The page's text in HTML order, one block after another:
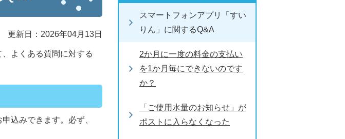
更新日：2026年04月13日
よくある質問に対する
込みできます。必ず、
スマートフォンアプリ「すい
りん」に関するQ&A
2か月に一度の料金の支払い
を1か月毎にできないのです
か？
「ご使用水量のお知らせ」が
ポストに入らなくなった